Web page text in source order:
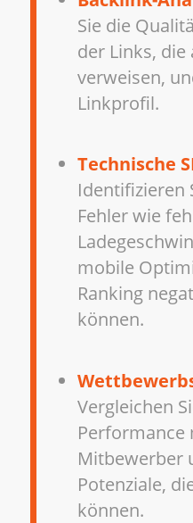
Sie die
der Links,
verweisen,
Linkprofil.
Technische
Identifizieren
Fehler wie
mobile
Ranking
können.
Vergleichen
Mitbewerber
Potenziale,
können.